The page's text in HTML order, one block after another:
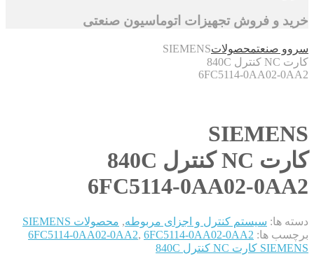
خرید و فروش تجهیزات اتوماسیون صنعتی
سروو صنعتمحصولاتSIEMENS
کارت NC کنترل 840C
6FC5114-0AA02-0AA2
SIEMENS
کارت NC کنترل 840C
6FC5114-0AA02-0AA2
دسته ها: سیستم کنترل و اجزای مربوطه, محصولات SIEMENS
برچسب ها:
6FC5114-0AA02-0AA2, 6FC5114-0AA02-0AA2
SIEMENS کارت NC کنترل 840C